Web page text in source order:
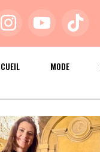
MODE